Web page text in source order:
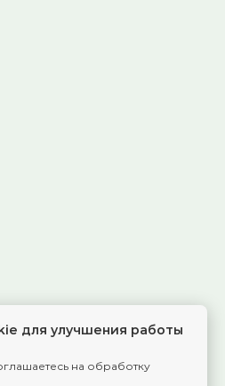
для улучшения работы
на обработку